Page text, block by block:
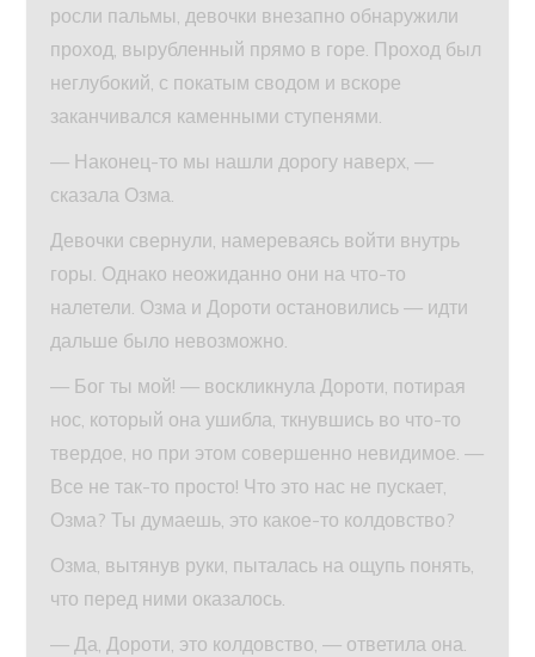
росли пальмы, девочки внезапно обнаружили
проход, вырубленный прямо в горе. Проход был
неглубокий, с покатым сводом и вскоре
заканчивался каменными ступенями.
— Наконец-то мы нашли дорогу наверх, —
сказала Озма.
Девочки свернули, намереваясь войти внутрь
горы. Однако неожиданно они на что-то
налетели. Озма и Дороти остановились — идти
дальше было невозможно.
— Бог ты мой! — воскликнула Дороти, потирая
нос, который она ушибла, ткнувшись во что-то
твердое, но при этом совершенно невидимое. —
Все не так-то просто! Что это нас не пускает,
Озма? Ты думаешь, это какое-то колдовство?
Озма, вытянув руки, пыталась на ощупь понять,
что перед ними оказалось.
— Да, Дороти, это колдовство, — ответила она.